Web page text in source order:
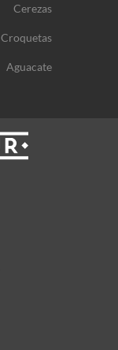
Cerezas
Croquetas
Aguacate